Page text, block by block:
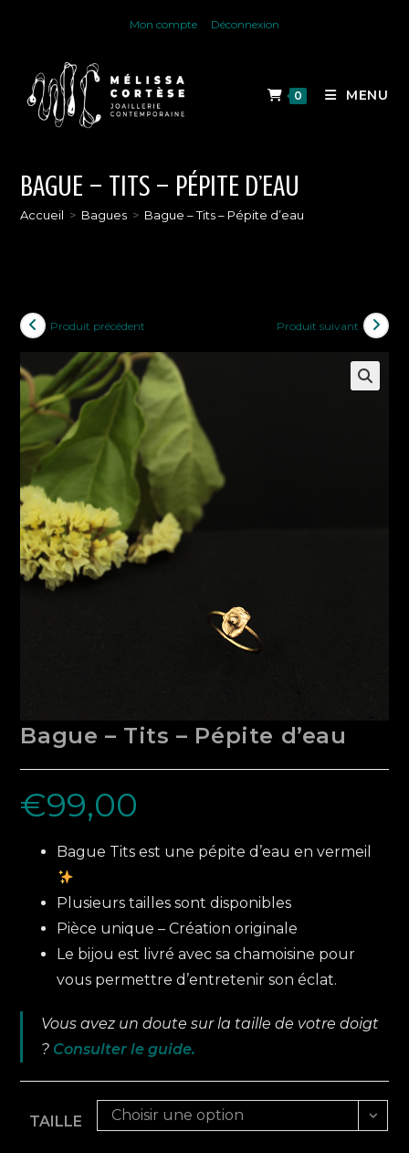
Mon compte Déconnexion
0 MENU
BAGUE – TITS – PÉPITE D’EAU
Accueil > Bagues > Bague – Tits – Pépite d’eau
Produit précédent Produit suivant
Bague – Tits – Pépite d’eau
€99,00
Bague Tits est une pépite d’eau en vermeil
Plusieurs tailles sont disponibles
Pièce unique – Création originale
Le bijou est livré avec sa chamoisine pour
vous permettre d’entretenir son éclat.
Vous avez un doute sur la taille de votre doigt
? Consulter le guide.
TAILLE Choisir une option